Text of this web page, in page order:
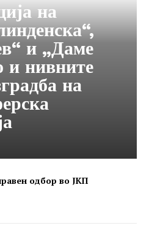
на
и „Даме
и нивните
на
одбор во ЈКП